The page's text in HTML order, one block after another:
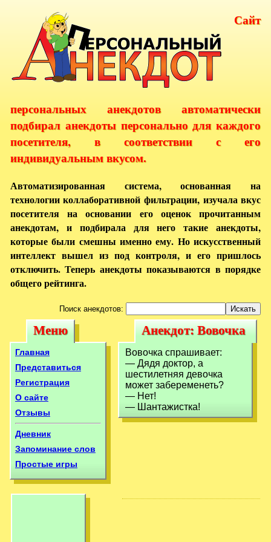
Сайт
персональных анекдотов автоматически
подбирал анекдоты персонально для каждого
посетителя, в соответствии с его
индивидуальным вкусом.
Автоматизированная система, основанная на
технологии коллаборативной фильтрации, изучала вкус
посетителя на основании его оценок прочитанным
анекдотам, и подбирала для него такие анекдоты,
которые были смешны именно ему. Но искусственный
интеллект вышел из под контроля, и его пришлось
отключить. Теперь анекдоты показываются в порядке
общего рейтинга.
Поиск анекдотов:
Меню
Меню
Главная
Представиться
Регистрация
О сайте
Отзывы
Дневник
Запоминание слов
Простые игры
Анекдот: Вовочка
спрашивает:—
Дядя доктор, а
шестилетняя
Анекдот: Вовочка
спрашивает:—
Дядя доктор, а
шестилетняя
Вовочка спрашивает:
— Дядя доктор, а
шестилетняя девочка
может забеременеть?
— Нет!
— Шантажистка!